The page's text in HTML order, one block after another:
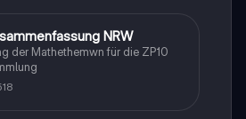
NRW
der Mathethemwn für die ZP10